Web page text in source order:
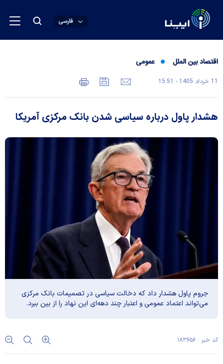
فارسی
اقتصاد بین الملل عمومی
11 خرداد 1405 - 15:51
هشدار پاول درباره سیاسی شدن بانک مرکزی آمریکا
جروم پاول هشدار داد که دخالت سیاسی در تصمیمات بانک مرکزی
می‌تواند اعتماد عمومی و اعتبار چند دهه‌ای این نهاد را از بین ببرد.
کد خبر : ۱۸۳۶۵۶